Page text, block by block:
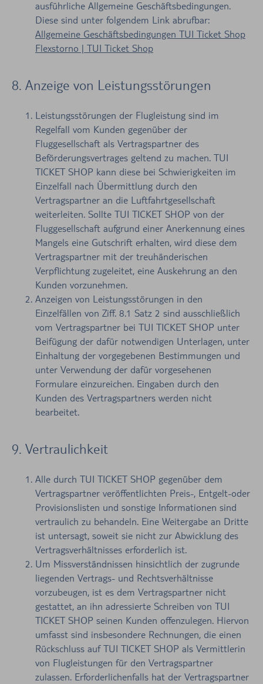
ausführliche Allgemeine Geschäftsbedingungen.
Diese sind unter folgendem Link abrufbar:
Allgemeine Geschäftsbedingungen TUI Ticket Shop
Flexstorno | TUI Ticket Shop
8. Anzeige von Leistungsstörungen
Leistungsstörungen der Flugleistung sind im
Regelfall vom Kunden gegenüber der
Fluggesellschaft als Vertragspartner des
Beförderungsvertrages geltend zu machen. TUI
TICKET SHOP kann diese bei Schwierigkeiten im
Einzelfall nach Übermittlung durch den
Vertragspartner an die Luftfahrtgesellschaft
weiterleiten. Sollte TUI TICKET SHOP von der
Fluggesellschaft aufgrund einer Anerkennung eines
Mangels eine Gutschrift erhalten, wird diese dem
Vertragspartner mit der treuhänderischen
Verpflichtung zugeleitet, eine Auskehrung an den
Kunden vorzunehmen.
Anzeigen von Leistungsstörungen in den
Einzelfällen von Ziff. 8.1 Satz 2 sind ausschließlich
vom Vertragspartner bei TUI TICKET SHOP unter
Beifügung der dafür notwendigen Unterlagen, unter
Einhaltung der vorgegebenen Bestimmungen und
unter Verwendung der dafür vorgesehenen
Formulare einzureichen. Eingaben durch den
Kunden des Vertragspartners werden nicht
bearbeitet.
9. Vertraulichkeit
Alle durch TUI TICKET SHOP gegenüber dem
Vertragspartner veröffentlichten Preis-, Entgelt-oder
Provisionslisten und sonstige Informationen sind
vertraulich zu behandeln. Eine Weitergabe an Dritte
ist untersagt, soweit sie nicht zur Abwicklung des
Vertragsverhältnisses erforderlich ist.
Um Missverständnissen hinsichtlich der zugrunde
liegenden Vertrags- und Rechtsverhältnisse
vorzubeugen, ist es dem Vertragspartner nicht
gestattet, an ihn adressierte Schreiben von TUI
TICKET SHOP seinen Kunden offenzulegen. Hiervon
umfasst sind insbesondere Rechnungen, die einen
Rückschluss auf TUI TICKET SHOP als Vermittlerin
von Flugleistungen für den Vertragspartner
zulassen. Erforderlichenfalls hat der Vertragspartner